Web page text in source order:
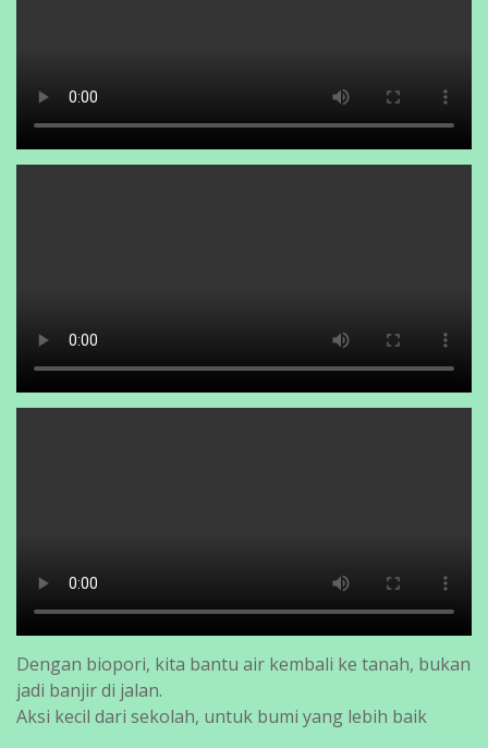
Dengan biopori, kita bantu air kembali ke tanah, bukan
jadi banjir di jalan.
Aksi kecil dari sekolah, untuk bumi yang lebih baik